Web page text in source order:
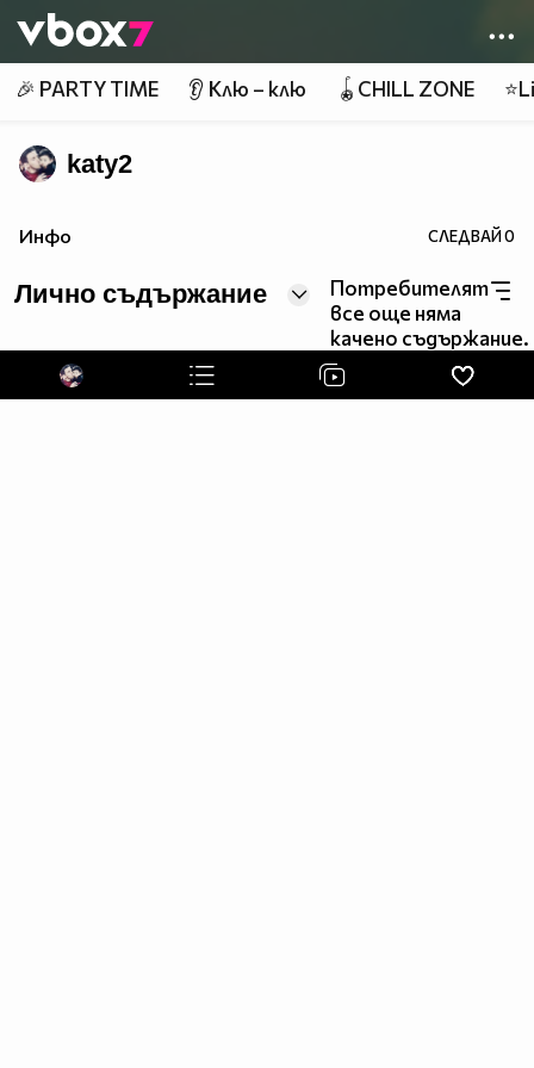
👾
🎉 PARTY TIME 👂 Клю – клю 🪀CHILL ZONE
katy2
Инфо СЛЕДВАЙ0
Лично съдържание
Потребителят
все още няма
качено съдържание.